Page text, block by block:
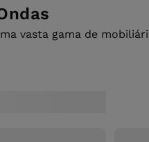
vasta gama de